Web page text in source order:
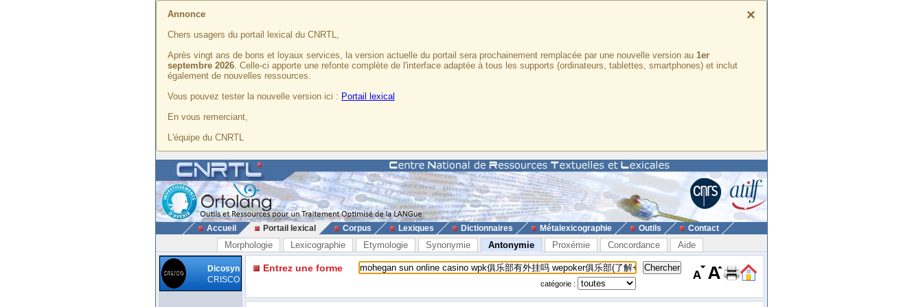
×
Annonce
Chers usagers du portail lexical du CNRTL,
Après vingt ans de bons et loyaux services, la version actuelle du portail sera prochainement remplacée par une nouvelle version au 1er
septembre 2026. Celle-ci apporte une refonte complète de l'interface adaptée à tous les supports (ordinateurs, tablettes, smartphones) et inclut
également de nouvelles ressources.
Vous pouvez tester la nouvelle version ici : Portail lexical
En vous remerciant,
L'équipe du CNRTL
Accueil Portail lexical Corpus Lexiques Dictionnaires Métalexicographie Outils Contact
Morphologie Lexicographie Etymologie Synonymie Antonymie Proxémie Concordance Aide
Dicosyn
CRISCO
Entrez une forme
catégorie :